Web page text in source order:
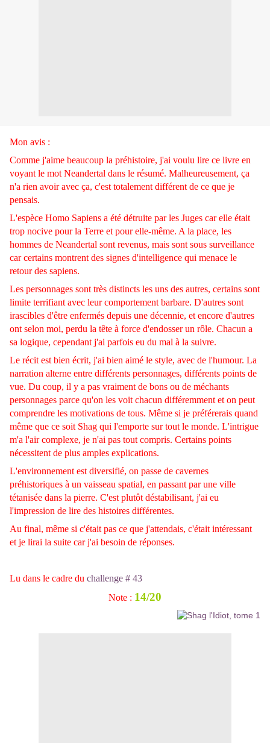
Mon avis :
Comme j'aime beaucoup la préhistoire, j'ai voulu lire ce livre en
voyant le mot Neandertal dans le résumé. Malheureusement, ça
n'a rien avoir avec ça, c'est totalement différent de ce que je
pensais.
L'espèce Homo Sapiens a été détruite par les Juges car elle était
trop nocive pour la Terre et pour elle-même. A la place, les
hommes de Neandertal sont revenus, mais sont sous surveillance
car certains montrent des signes d'intelligence qui menace le
retour des sapiens.
Les personnages sont très distincts les uns des autres, certains sont
limite terrifiant avec leur comportement barbare. D'autres sont
irascibles d'être enfermés depuis une décennie, et encore d'autres
ont selon moi, perdu la tête à force d'endosser un rôle. Chacun a
sa logique, cependant j'ai parfois eu du mal à la suivre.
Le récit est bien écrit, j'ai bien aimé le style, avec de l'humour. La
narration alterne entre différents personnages, différents points de
vue. Du coup, il y a pas vraiment de bons ou de méchants
personnages parce qu'on les voit chacun différemment et on peut
comprendre les motivations de tous. Même si je préférerais quand
même que ce soit Shag qui l'emporte sur tout le monde. L'intrigue
m'a l'air complexe, je n'ai pas tout compris. Certains points
nécessitent de plus amples explications.
L'environnement est diversifié, on passe de cavernes
préhistoriques à un vaisseau spatial, en passant par une ville
tétanisée dans la pierre. C'est plutôt déstabilisant, j'ai eu
l'impression de lire des histoires différentes.
Au final, même si c'était pas ce que j'attendais, c'était intéressant
et je lirai la suite car j'ai besoin de réponses.
Lu dans le cadre du challenge # 43
Note : 14/20